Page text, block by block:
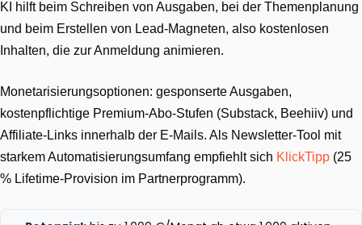
KI hilft beim Schreiben von Ausgaben, bei der Themenplanung
und beim Erstellen von Lead-Magneten, also kostenlosen
Inhalten, die zur Anmeldung animieren.
Monetarisierungsoptionen: gesponserte Ausgaben,
kostenpflichtige Premium-Abo-Stufen (Substack, Beehiiv) und
Affiliate-Links innerhalb der E-Mails. Als Newsletter-Tool mit
starkem Automatisierungsumfang empfiehlt sich KlickTipp (25
% Lifetime-Provision im Partnerprogramm).